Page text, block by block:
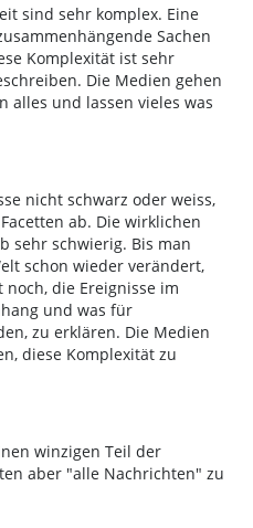
sind sehr komplex. Eine
Sachen
Komplexität ist sehr
Die Medien gehen
alles und lassen vieles was
nicht schwarz oder weiss,
ab. Die wirklichen
sehr schwierig. Bis man
schon wieder verändert,
noch, die Ereignisse im
und was für
zu erklären. Die Medien
diese Komplexität zu
winzigen Teil der
aber "alle Nachrichten" zu